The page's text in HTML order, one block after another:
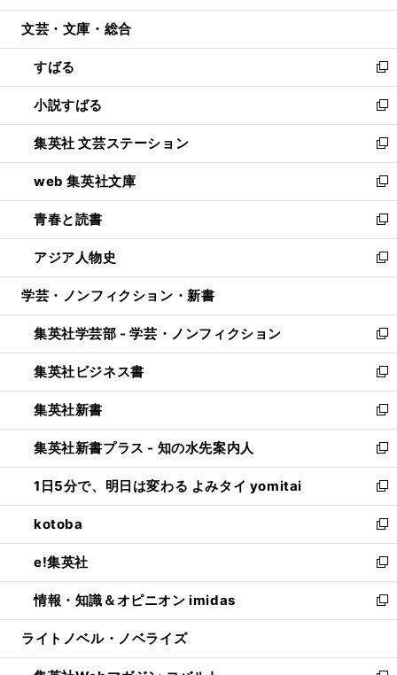
開
ウ
開
く
ン
ウ
で
開
く
ウ
ン
ド
ウ
で
開
く
文芸・文庫・総合
すばる
新
し
い
ウ
ィ
ン
ド
ウ
で
開
く
小説すばる
新
し
い
ウ
ィ
ン
ド
ウ
で
開
集英社 文芸ステーション
新
し
い
ウ
ィ
ン
ド
ウ
開
く
web 集英社文庫
新
し
い
ウ
ィ
ン
ウ
で
開
く
青春と読書
新
し
い
ウ
ン
ド
ウ
で
開
く
アジア人物史
新
し
ウ
ィ
ン
ド
ウ
で
開
く
学芸・ノンフィクション・新書
集英社学芸部 - 学芸・ノンフィクション
新
し
い
ウ
ィ
ン
ド
ウ
で
開
く
集英社ビジネス書
新
し
い
ウ
ィ
ン
ド
ウ
で
開
く
集英社新書
新
し
い
ウ
ィ
ン
ド
ウ
で
開
く
集英社新書プラス - 知の水先案内人
新
し
い
ウ
ィ
ン
ド
ウ
で
開
1日5分で、明日は変わる よみタイ yomitai
新
し
い
ウ
ィ
ン
ド
ウ
開
kotoba
新
し
い
ウ
ィ
ン
ウ
e!集英社
新
し
い
ウ
ン
情報・知識＆オピニオン imidas
新
し
ウ
ライトノベル・ノベライズ